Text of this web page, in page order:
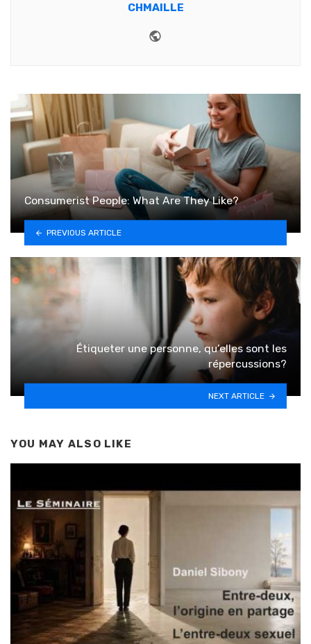
CHMAILLE
Consumerist People: What Are They Like?
PREVIOUS ARTICLE
Étiqueter une personne, qu’elles sont les
répercussions?
NEXT ARTICLE
YOU MAY ALSO LIKE